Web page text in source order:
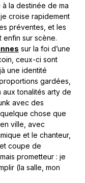
à la destinée de ma
croise rapidement
préventes, et les
enfin sur scène.
sur la foi d’une
ceux-ci sont
une identité
gardées,
tonalités arty de
avec des
chose que
ville, avec
et le chanteur,
coupe de
prometteur : je
(la salle, mon